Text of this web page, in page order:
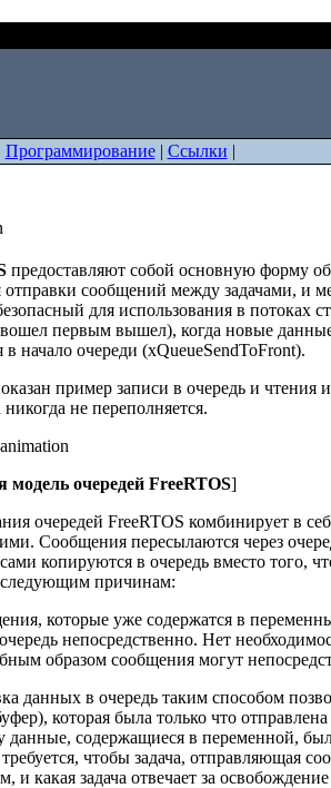
Программирование| Ссылки |
предоставляют собой основную форму
отправки сообщений между задачами,
для использования в потоках
первым вышел), когда новые
в начало очереди (xQueueSendToFront).
пример записи в очередь и чтения
не переполняется.
модель очередей FreeRTOS]
очередей FreeRTOS комбинирует в
Сообщения пересылаются через
копируются в очередь вместо того,
причинам:
которые уже содержатся в
непосредственно. Нет
образом сообщения могут
данных в очередь таким способом
которая была только что
данные, содержащиеся в переменной,
чтобы задача, отправляющая
и какая задача отвечает за